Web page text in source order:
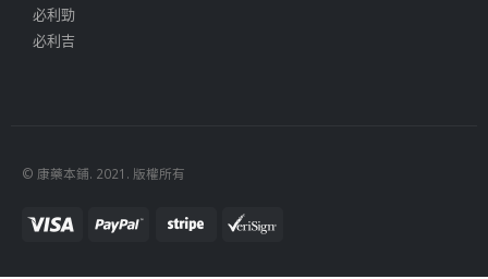
必利勁
必利吉
© 康藥本鋪. 2021. 版權所有